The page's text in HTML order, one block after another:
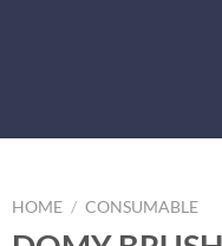
HOME / CONSUMABLE